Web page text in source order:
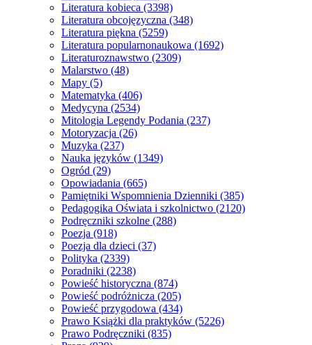
Literatura kobieca (3398)
Literatura obcojęzyczna (348)
Literatura piękna (5259)
Literatura popularnonaukowa (1692)
Literaturoznawstwo (2309)
Malarstwo (48)
Mapy (5)
Matematyka (406)
Medycyna (2534)
Mitologia Legendy Podania (237)
Motoryzacja (26)
Muzyka (237)
Nauka języków (1349)
Ogród (29)
Opowiadania (665)
Pamiętniki Wspomnienia Dzienniki (385)
Pedagogika Oświata i szkolnictwo (2120)
Podręczniki szkolne (288)
Poezja (918)
Poezja dla dzieci (37)
Polityka (2339)
Poradniki (2238)
Powieść historyczna (874)
Powieść podróżnicza (205)
Powieść przygodowa (434)
Prawo Książki dla praktyków (5226)
Prawo Podręczniki (835)